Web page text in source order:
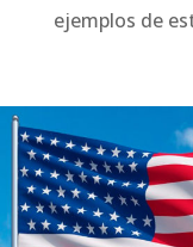
ejemplos de